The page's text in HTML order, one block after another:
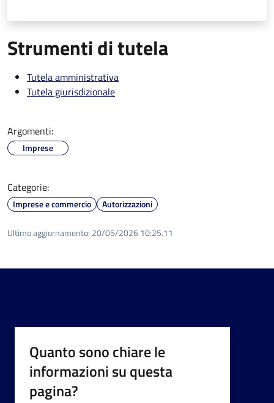
Strumenti di tutela
Tutela amministrativa
Tutela giurisdizionale
Argomenti:
Imprese
Categorie:
Imprese e commercio Autorizzazioni
Ultimo aggiornamento: 20/05/2026 10:25.11
Quanto sono chiare le
informazioni su questa
pagina?